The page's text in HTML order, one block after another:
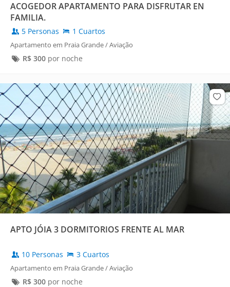
ACOGEDOR APARTAMENTO PARA DISFRUTAR EN
FAMILIA.
5 Personas 1 Cuartos
Apartamento em Praia Grande / Aviação
R$ 300por noche
APTO JÓIA 3 DORMITORIOS FRENTE AL MAR
10 Personas 3 Cuartos
Apartamento em Praia Grande / Aviação
R$ 300por noche